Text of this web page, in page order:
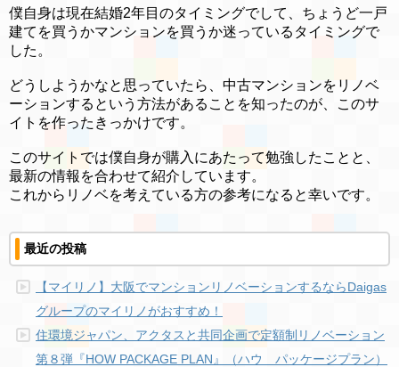
僕自身は現在結婚2年目のタイミングでして、ちょうど一戸
建てを買うかマンションを買うか迷っているタイミングで
した。
どうしようかなと思っていたら、中古マンションをリノベ
ーションするという方法があることを知ったのが、このサ
イトを作ったきっかけです。
このサイトでは僕自身が購入にあたって勉強したことと、
最新の情報を合わせて紹介しています。
これからリノベを考えている方の参考になると幸いです。
最近の投稿
【マイリノ】大阪でマンションリノベーションするならDaigas
グループのマイリノがおすすめ！
住環境ジャパン、アクタスと共同企画で定額制リノベーション
第８弾『HOW PACKAGE PLAN』（ハウ パッケージプラン）